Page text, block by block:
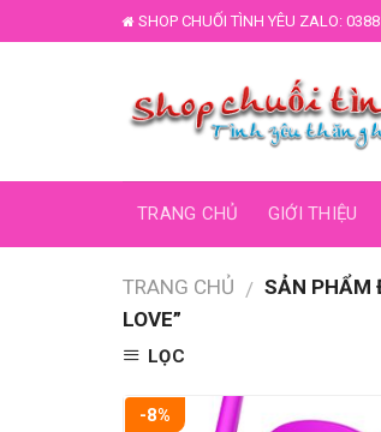
to
SHOP CHUỐI TÌNH YÊU ZALO:
TRANG CHỦ GIỚI THIỆU
TRANG CHỦ / SẢN PHẨM
LOVE”
LỌC
-8%